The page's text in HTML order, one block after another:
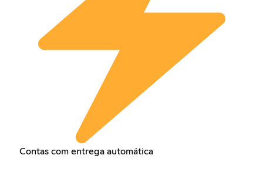
Contas com entrega automática